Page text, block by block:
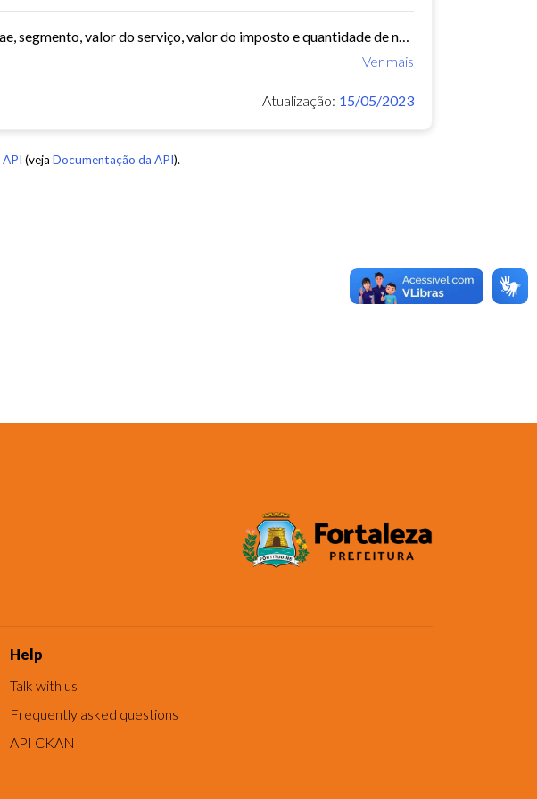
arquivo com data, bairro, cnae, descrição do cnae, segmento, valor do serviço, valor do imposto e quantidade de notas. Série histórica desde 2015. Vide dashboard no site do...
Ver mais
Atualização: 15/05/2023
API (veja Documentação da API).
Help
Talk with us
Frequently asked questions
API CKAN